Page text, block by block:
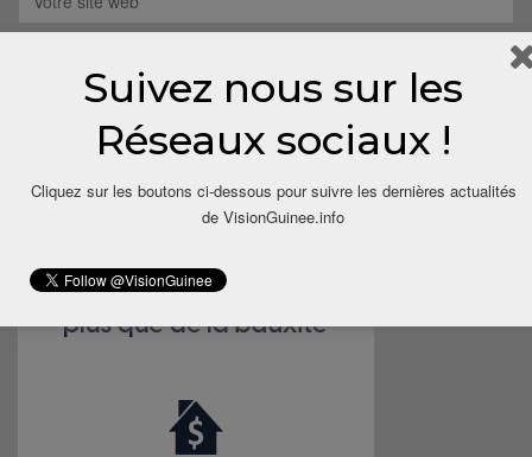
Save my name, email, and website in this browser for the next
time I comment.
Suivez nous sur les
Réseaux sociaux !
Cliquez sur les boutons ci-dessous pour suivre les dernières actualités
de VisionGuinee.info